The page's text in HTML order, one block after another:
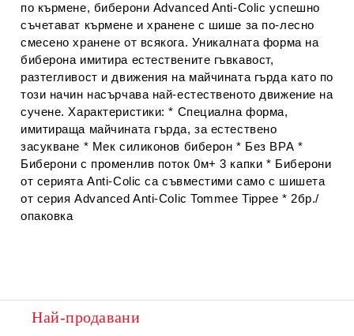
по кърмене, биберони Advanced Anti-Colic успешно
съчетават кърмене и хранене с шише за по-лесно
смесено хранене от всякога. Уникалната форма на
биберона имитира естествените гъвкавост,
разтегливост и движения на майчината гърда като по
този начин насърчава най-естественото движение на
сучене. Характеристики: * Специална форма,
имитираща майчината гърда, за естествено
засукване * Мек силиконов биберон * Без ВРА *
Биберони с променлив поток 0м+ 3 капки * Биберони
от серията Anti-Colic са съвместими само с шишета
от серия Advanced Anti-Colic Tommee Tippee * 2бр./
опаковка
Най-продавани